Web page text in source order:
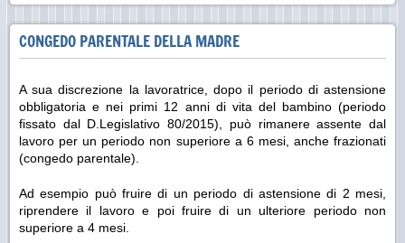
CONGEDO PARENTALE DELLA MADRE
A sua discrezione la lavoratrice, dopo il periodo di astensione
obbligatoria e nei primi 12 anni di vita del bambino (periodo
fissato dal D.Legislativo 80/2015), può rimanere assente dal
lavoro per un periodo non superiore a 6 mesi, anche frazionati
(congedo parentale).
Ad esempio può fruire di un periodo di astensione di 2 mesi,
riprendere il lavoro e poi fruire di un ulteriore periodo non
superiore a 4 mesi.